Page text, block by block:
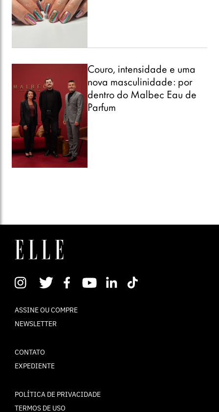
Couro, intensidade e uma
nova masculinidade: por
dentro do Malbec Eau de
Parfum
ASSINE OU COMPRE
NEWSLETTER
CONTATO
EXPEDIENTE
POLÍTICA DE PRIVACIDADE
TERMOS DE USO